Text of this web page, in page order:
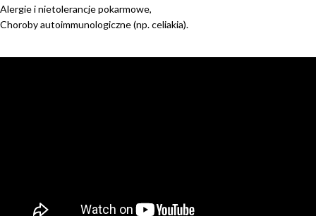
Alergie i nietolerancje pokarmowe,
Choroby autoimmunologiczne (np. celiakia).